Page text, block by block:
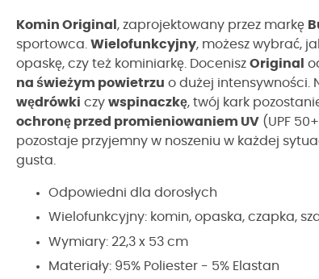
Komin Original , zaprojektowany przez markę
sportowca. Wielofunkcyjny, możesz wybrać,
opaskę, czy też kominiarkę. Docenisz Original
na świeżym powietrzu o dużej intensywności.
wędrówki czy wspinaczkę, twój kark
ochronę przed promieniowaniem UV (UPF
pozostaje przyjemny w noszeniu w każdej
gusta.
Odpowiedni dla dorosłych
Wielofunkcyjny: komin, opaska, czapka,
Wymiary: 22,3 x 53 cm
Materiały: 95% Poliester - 5% Elastan